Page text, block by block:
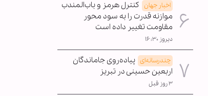
اخبار جهان کنترل هرمز و باب‌المندب
موازنه قدرت را به سود محور
مقاومت تغییر داده است
دیروز ۱۶:۳۰
چندرسانه‌ای پیاده‌روی جاماندگان
اربعین حسینی در تبریز
۳ روز قبل